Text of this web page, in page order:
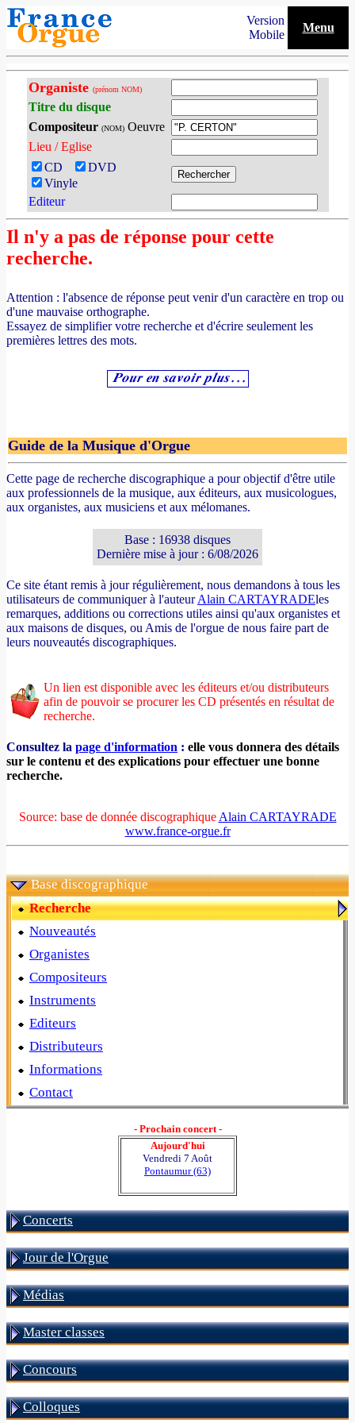
Version
Mobile
Menu
Organiste (prénom NOM)
Titre du disque
Compositeur (NOM)Oeuvre
Lieu / Eglise
CD
DVD
Vinyle
Editeur
Il n'y a pas de réponse pour cette
recherche.
Attention : l'absence de réponse peut venir d'un caractère en trop ou
d'une mauvaise orthographe.
Essayez de simplifier votre recherche et d'écrire seulement les
premières lettres des mots.
Guide de la Musique d'Orgue
Cette page de recherche discographique a pour objectif d'être utile
aux professionnels de la musique, aux éditeurs, aux musicologues,
aux organistes, aux musiciens et aux mélomanes.
Base : 16938 disques
Dernière mise à jour : 6/08/2026
Ce site étant remis à jour régulièrement, nous demandons à tous les
utilisateurs de communiquer à l'auteurAlain CARTAYRADEles
remarques, additions ou corrections utiles ainsi qu'aux organistes et
aux maisons de disques, ou Amis de l'orgue de nous faire part de
leurs nouveautés discographiques.
Un lien est disponible avec les éditeurs et/ou distributeurs
afin de pouvoir se procurer les CD présentés en résultat de
recherche.
Consultez la page d'information : elle vous donnera des détails
sur le contenu et des explications pour effectuer une bonne
recherche.
Source: base de donnée discographique Alain CARTAYRADE
www.france-orgue.fr
Base discographique
Recherche
Nouveautés
Organistes
Compositeurs
Instruments
Editeurs
Distributeurs
Informations
Contact
- Prochain concert -
Aujourd'hui
Vendredi 7 Août
Pontaumur (63)
Concerts
Jour de l'Orgue
Médias
Master classes
Concours
Colloques